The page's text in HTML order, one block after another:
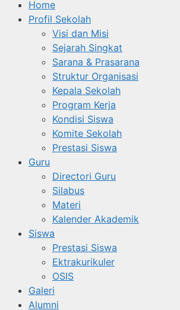
Home
Profil Sekolah
Visi dan Misi
Sejarah Singkat
Sarana & Prasarana
Struktur Organisasi
Kepala Sekolah
Program Kerja
Kondisi Siswa
Komite Sekolah
Prestasi Siswa
Guru
Directori Guru
Silabus
Materi
Kalender Akademik
Siswa
Prestasi Siswa
Ektrakurikuler
OSIS
Galeri
Alumni